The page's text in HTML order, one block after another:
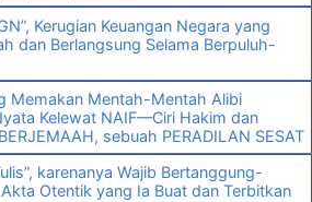
Kerugian Keuangan Negara yang
dan Berlangsung Selama Berpuluh-
Memakan Mentah-Mentah Alibi
Kelewat NAIF—Ciri Hakim dan
sebuah PERADILAN SESAT
karenanya Wajib Bertanggung-
Otentik yang Ia Buat dan Terbitkan